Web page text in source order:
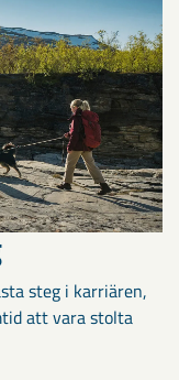
steg i karriären,
att vara stolta